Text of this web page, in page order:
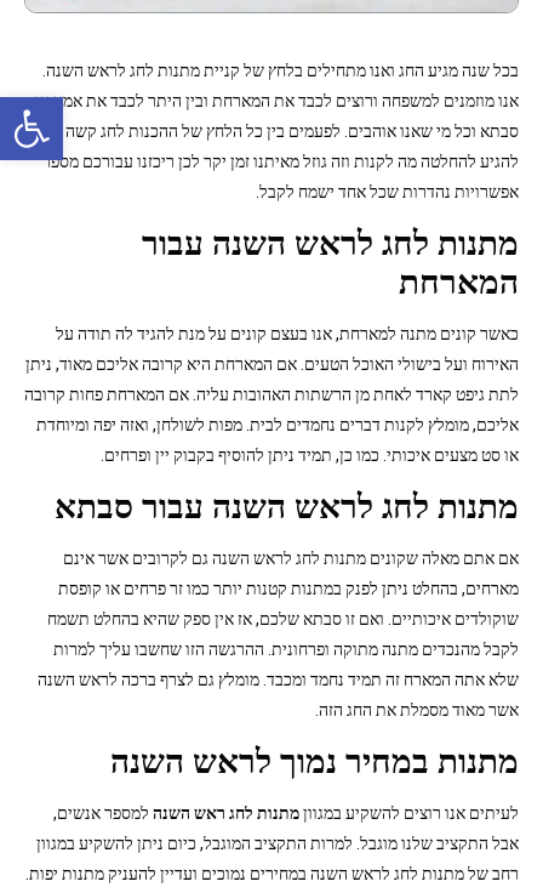
פתח סרגל נגישות
בכל שנה מגיע החג ואנו מתחילים בלחץ של קניית מתנות לחג לראש השנה.
אנו מוזמנים למשפחה ורוצים לכבד את המארחת ובין היתר לכבד את אמא או
סבתא וכל מי שאנו אוהבים. לפעמים בין כל הלחץ של ההכנות לחג קשה לנו
להגיע להחלטה מה לקנות וזה גוזל מאיתנו זמן יקר לכן ריכזנו עבורכם מספר
אפשרויות נהדרות שכל אחד ישמח לקבל.
מתנות לחג לראש השנה עבור
המארחת
כאשר קונים מתנה למארחת, אנו בעצם קונים על מנת להגיד לה תודה על
האירוח ועל בישולי האוכל הטעים. אם המארחת היא קרובה אליכם מאוד, ניתן
לתת גיפט קארד לאחת מן הרשתות האהובות עליה. אם המארחת פחות קרובה
אליכם, מומלץ לקנות דברים נחמדים לבית. מפות לשולחן, ואזה יפה ומיוחדת
או סט מצעים איכותי. כמו כן, תמיד ניתן להוסיף בקבוק יין ופרחים.
מתנות לחג לראש השנה עבור סבתא
אם אתם מאלה שקונים מתנות לחג לראש השנה גם לקרובים אשר אינם
מארחים, בהחלט ניתן לפנק במתנות קטנות יותר כמו זר פרחים או קופסת
שוקולדים איכותיים. ואם זו סבתא שלכם, אז אין ספק שהיא בהחלט תשמח
לקבל מהנכדים מתנה מתוקה ופרחונית. ההרגשה הזו שחשבו עליך למרות
שלא אתה המארח זה תמיד נחמד ומכבד. מומלץ גם לצרף ברכה לראש השנה
אשר מאוד מסמלת את החג הזה.
מתנות במחיר נמוך לראש השנה
לעיתים אנו רוצים להשקיע במגווןמתנות לחג ראש השנה למספר אנשים,
אבל התקציב שלנו מוגבל. למרות התקציב המוגבל, כיום ניתן להשקיע במגוון
רחב של מתנות לחג לראש השנה במחירים נמוכים ועדיין להעניק מתנות יפות.